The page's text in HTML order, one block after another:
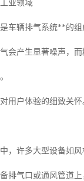
业领域
车辆排气系统**的组
会产生显著噪声，
用户体验的细致关怀
，许多大型设备如
排气口或通风管道